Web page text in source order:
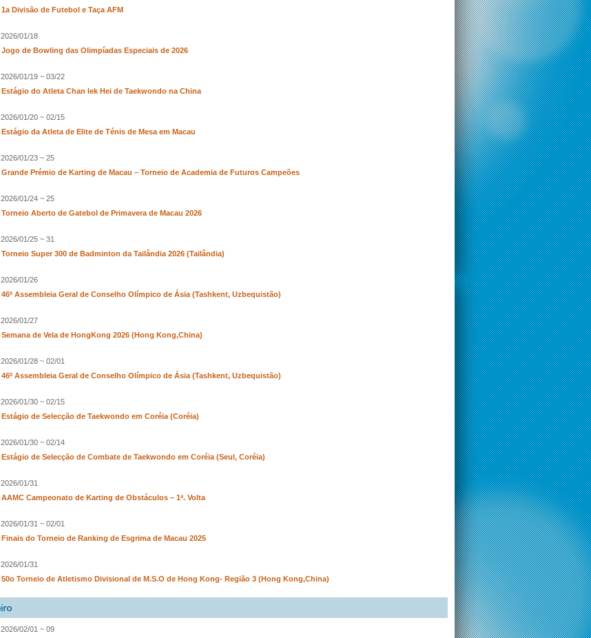
1a Divisão de Futebol e Taça AFM
2026/01/18
Jogo de Bowling das Olimpíadas Especiais de 2026
2026/01/19 ~ 03/22
Estágio do Atleta Chan Iek Hei de Taekwondo na China
2026/01/20 ~ 02/15
Estágio da Atleta de Elite de Ténis de Mesa em Macau
2026/01/23 ~ 25
Grande Prémio de Karting de Macau – Torneio de Academia de Futuros Campeões
2026/01/24 ~ 25
Torneio Aberto de Gatebol de Primavera de Macau 2026
2026/01/25 ~ 31
Torneio Super 300 de Badminton da Tailândia 2026 (Tailândia)
2026/01/26
46º Assembleia Geral de Conselho Olímpico de Ásia (Tashkent, Uzbequistão)
2026/01/27
Semana de Vela de HongKong 2026 (Hong Kong,China)
2026/01/28 ~ 02/01
46º Assembleia Geral de Conselho Olímpico de Ásia (Tashkent, Uzbequistão)
2026/01/30 ~ 02/15
Estágio de Selecção de Taekwondo em Coréia (Coréia)
2026/01/30 ~ 02/14
Estágio de Selecção de Combate de Taekwondo em Coréia (Seul, Coréia)
2026/01/31
AAMC Campeonato de Karting de Obstáculos – 1ª. Volta
2026/01/31 ~ 02/01
Finais do Torneio de Ranking de Esgrima de Macau 2025
2026/01/31
50o Torneio de Atletismo Divisional de M.S.O de Hong Kong- Região 3 (Hong Kong,China)
2026/02/01 ~ 09